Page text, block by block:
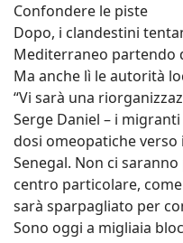
Confondere le piste
Dopo, i clandestini
Mediterraneo partendo
Ma anche lì le autorità
“Vi sarà una
Serge Daniel – i
dosi omeopatiche
Senegal. Non ci
centro particolare,
sarà sparpagliato per
Sono oggi a migliaia